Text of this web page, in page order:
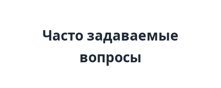
Часто задаваемые
вопросы